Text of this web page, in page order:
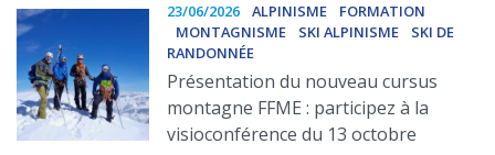
23/06/2026 ALPINISME
FORMATION
MONTAGNISME
SKI ALPINISME
SKI DE
RANDONNÉE
Présentation du nouveau cursus
montagne FFME : participez à la
visioconférence du 13 octobre